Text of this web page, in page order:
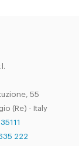
55
(Re) - Italy
222